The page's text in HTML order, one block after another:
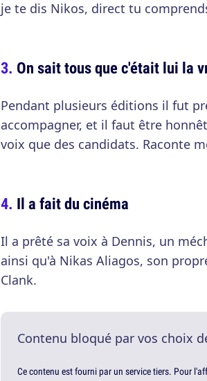
je te dis Nikos, direct tu
On sait tous que c'était lui la
Pendant plusieurs éditions il fut
accompagner, et il faut être
voix que des candidats. Raconte
Il a fait du cinéma
Il a prêté sa voix à Dennis, un
ainsi qu'à Nikas Aliagos, son
Clank.
Contenu bloqué par vos choix
Ce contenu est fourni par un service tiers. Pour